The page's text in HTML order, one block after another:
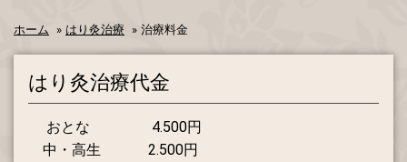
ホーム » はり灸治療 » 治療料金
はり灸治療代金
おとな 4.500円
中・高生 2.500円